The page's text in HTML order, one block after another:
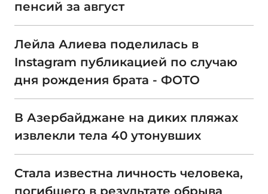
пенсий за август
Лейла Алиева поделилась в
Instagram публикацией по случаю
дня рождения брата - ФОТО
В Азербайджане на диких пляжах
извлекли тела 40 утонувших
Стала известна личность человека,